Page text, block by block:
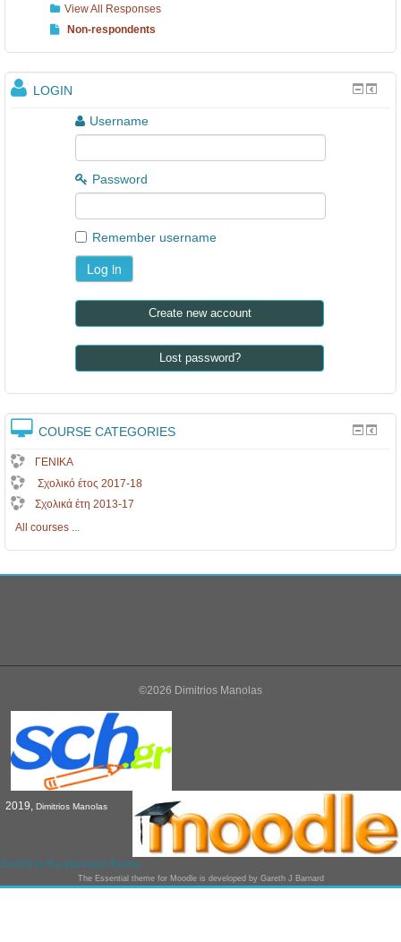
View All Responses
Non-respondents
LOGIN
Username
Password
Remember username
Create new account
Lost password?
COURSE CATEGORIES
ΓΕΝΙΚΑ
Σχολικό έτος 2017-18
Σχολικά έτη 2013-17
All courses ...
©2026 Dimitrios Manolas
2019, Dimitrios Manolas
Switch to the standard theme
The Essential theme for Moodle is developed by Gareth J Barnard